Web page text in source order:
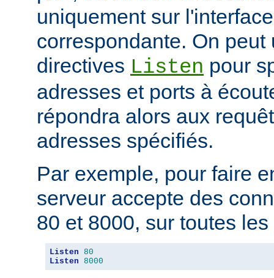
uniquement sur
correspondante. On
directives Listen pour
adresses et ports à
répondra alors aux
adresses spécifiés.
Par exemple, pour faire
serveur accepte des
80 et 8000, sur toutes
Listen 80
Listen 8000